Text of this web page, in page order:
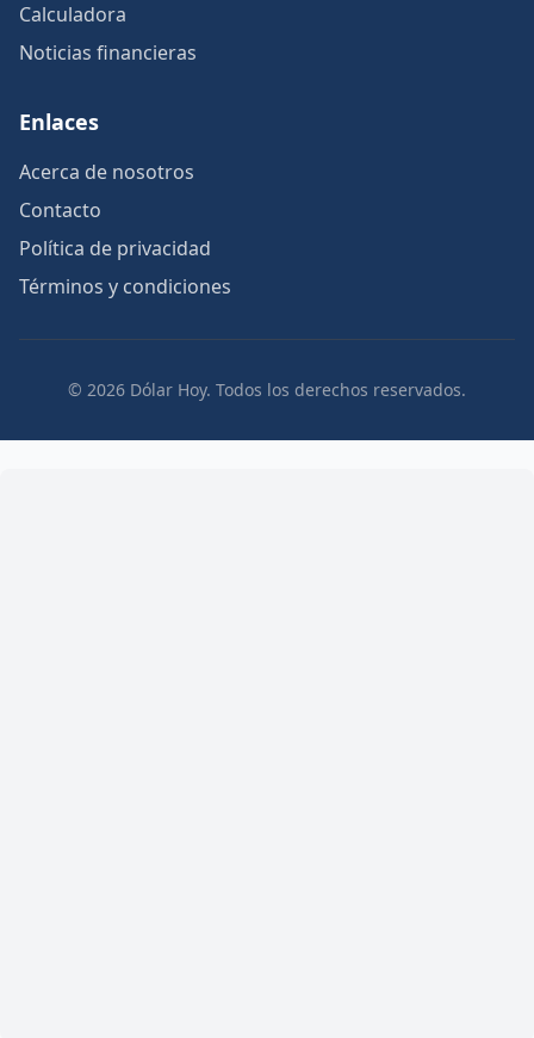
Calculadora
Noticias financieras
Enlaces
Acerca de nosotros
Contacto
Política de privacidad
Términos y condiciones
© 2026 Dólar Hoy. Todos los derechos reservados.